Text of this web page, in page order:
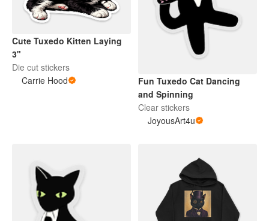
Cute Tuxedo Kitten Laying
3"
Die cut stickers
Carrie Hood
Fun Tuxedo Cat Dancing
and Spinning
Clear stickers
JoyousArt4u